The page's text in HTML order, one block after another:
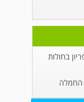
בחולות
החמלה